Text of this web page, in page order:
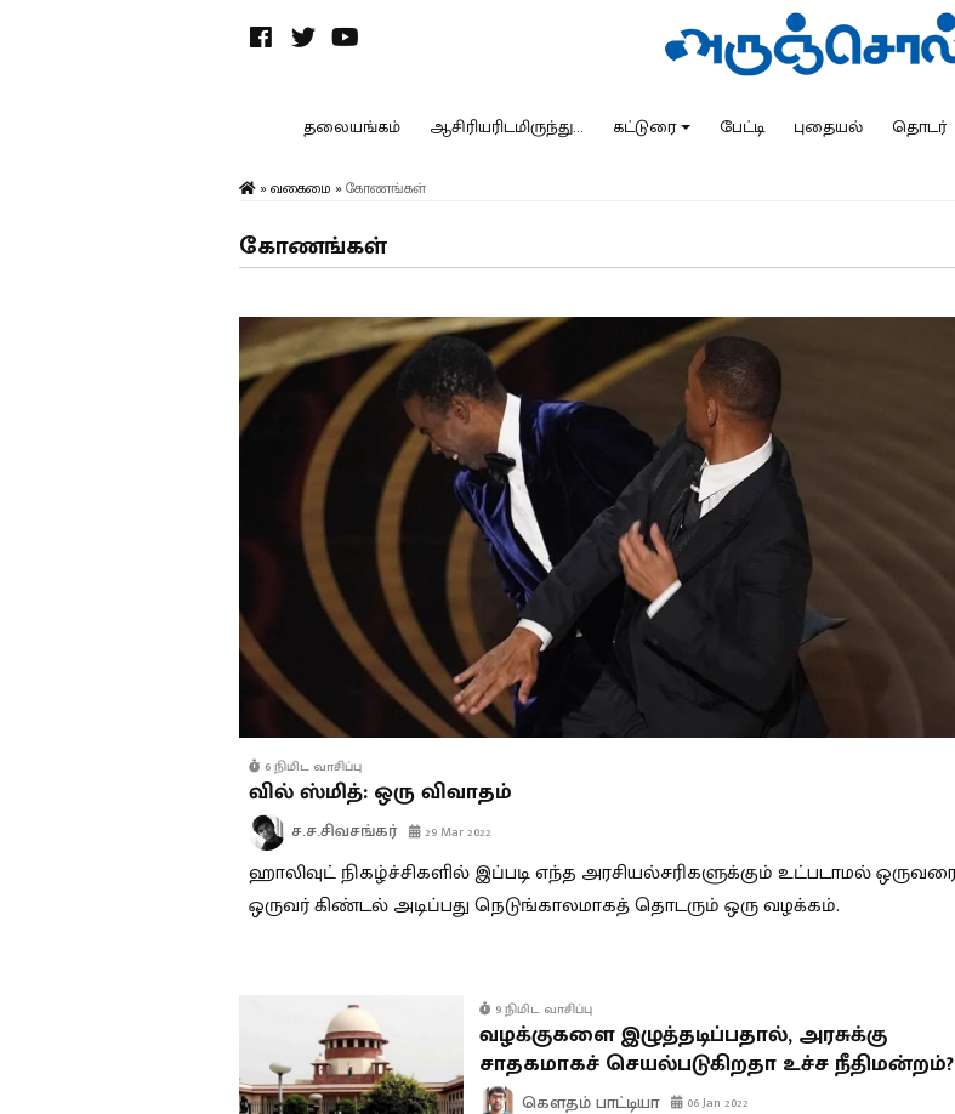
தலையங்கம் ஆசிரியரிடமிருந்து... கட்டுரை பேட்டி புதையல் தொடர்
» வகைமை » கோணங்கள்
கோணங்கள்
6 நிமிட வாசிப்பு
வில் ஸ்மித்: ஒரு விவாதம்
ச.ச.சிவசங்கர் 29 Mar 2022
ஹாலிவுட் நிகழ்ச்சிகளில் இப்படி எந்த அரசியல்சரிகளுக்கும் உட்படாமல்
ஒருவர் கிண்டல் அடிப்பது நெடுங்காலமாகத் தொடரும் ஒரு வழக்கம்.
9 நிமிட வாசிப்பு
வழக்குகளை இழுத்தடிப்பதால், அரசுக்கு
சாதகமாகச் செயல்படுகிறதா உச்ச நீதிமன்றம்?
கௌதம் பாட்டியா 06 Jan 2022